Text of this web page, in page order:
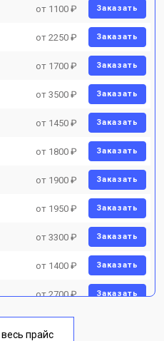
от 1100 ₽ Заказать
от 2250 ₽ Заказать
от 1700 ₽ Заказать
от 3500 ₽ Заказать
от 1450 ₽ Заказать
от 1800 ₽ Заказать
от 1900 ₽ Заказать
от 1950 ₽ Заказать
от 3300 ₽ Заказать
от 1400 ₽ Заказать
от 2700 ₽ Заказать
прайс